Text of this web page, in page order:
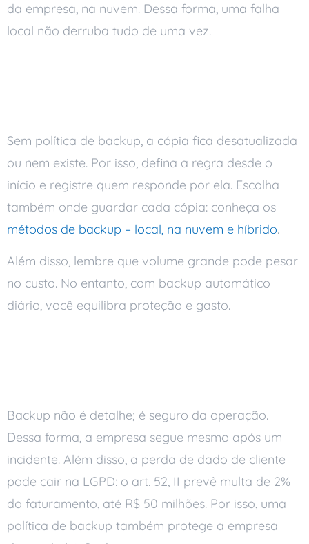
da empresa, na nuvem. Dessa forma, uma falha
local não derruba tudo de uma vez.
Sem política de backup, a cópia fica desatualizada
ou nem existe. Por isso, defina a regra desde o
início e registre quem responde por ela. Escolha
também onde guardar cada cópia: conheça os
métodos de backup – local, na nuvem e híbrido.
Além disso, lembre que volume grande pode pesar
no custo. No entanto, com backup automático
diário, você equilibra proteção e gasto.
Backup não é detalhe; é seguro da operação.
Dessa forma, a empresa segue mesmo após um
incidente. Além disso, a perda de dado de cliente
pode cair na LGPD: o art. 52, II prevê multa de 2%
do faturamento, até R$ 50 milhões. Por isso, uma
política de backup também protege a empresa